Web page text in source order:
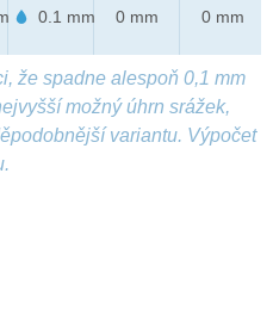
0.1 mm 0 mm 0 mm
že spadne alespoň 0,1 mm
možný úhrn srážek,
variantu. Výpočet